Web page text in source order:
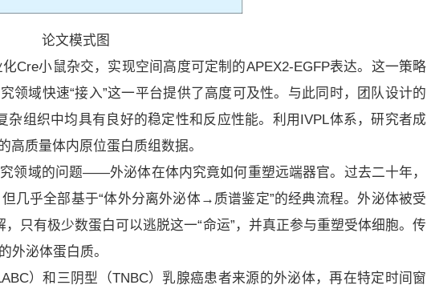
论文模式图
Cre小鼠杂交，实现空间高度可定制的APEX2-EGFP表达。这一策略
领域快速“接入”这一平台提供了高度可及性。与此同时，团队设计的
组织中均具有良好的稳定性和反应性能。利用IVPL体系，研究者成
高质量体内原位蛋白质组数据。
领域的问题——外泌体在体内究竟如何重塑远端器官。过去二十年，
几乎全部基于“体外分离外泌体→质谱鉴定”的经典流程。外泌体被受
只有极少数蛋白可以逃脱这一“命运”，并真正参与重塑受体细胞。传
外泌体蛋白质。
）和三阴型（TNBC）乳腺癌患者来源的外泌体，再在特定时间窗